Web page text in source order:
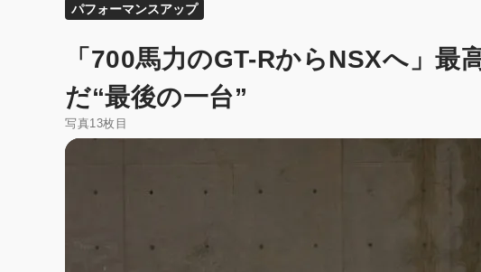
パフォーマンスアップ
「700馬力のGT-RからNSXへ」最
だ“最後の一台”
写真13枚目